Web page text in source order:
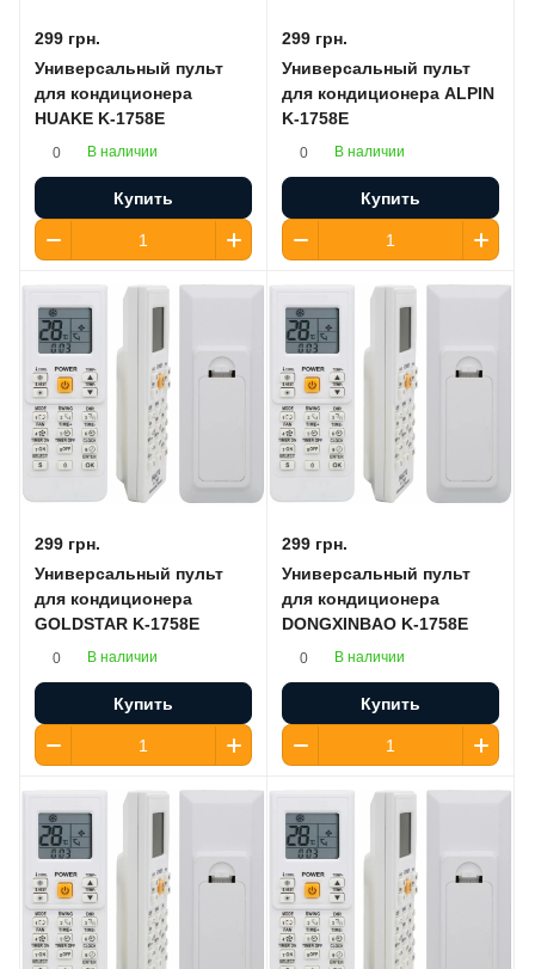
299 грн.
Универсальный пульт
для кондиционера
HUAKE K-1758E
0 В наличии
Купить
299 грн.
Универсальный пульт
для кондиционера ALPIN
K-1758E
0 В наличии
Купить
299 грн.
Универсальный пульт
для кондиционера
GOLDSTAR K-1758E
0 В наличии
Купить
299 грн.
Универсальный пульт
для кондиционера
DONGXINBAO K-1758E
0 В наличии
Купить